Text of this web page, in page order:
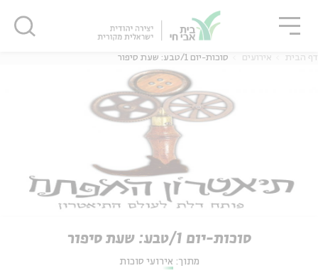
דף הבית אירועים סוכות-יום 1/טבע: שעת סיפור
סוכות-יום 1/טבע: שעת סיפור
מתוך: אירועי סוכות
סגור